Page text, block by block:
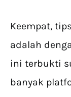
Keempat,
adalah
ini terbukti
banyak